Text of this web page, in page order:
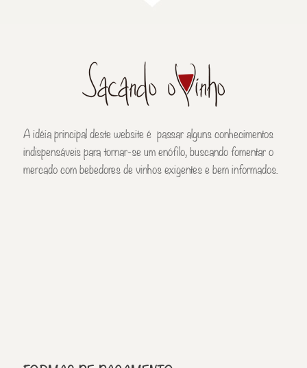
A idéia principal deste website é passar alguns conhecimentos
indispensáveis para tornar-se um enófilo, buscando fomentar o
mercado com bebedores de vinhos exigentes e bem informados.